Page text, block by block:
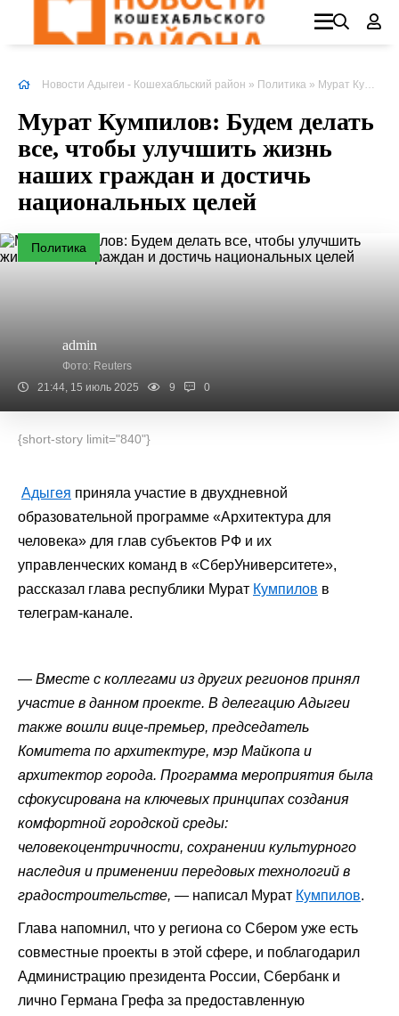
Новости Адыгеи - Кошехабльский район » Политика » Мурат Кумпилов
Мурат Кумпилов: Будем делать
все, чтобы улучшить жизнь
наших граждан и достичь
национальных целей
Политика
admin
Фото: Reuters
21:44, 15 июль 2025
9 0
{short-story limit="840"}
Адыгея приняла участие в двухдневной
образовательной программе «Архитектура для
человека» для глав субъектов РФ и их
управленческих команд в «СберУниверситете»,
рассказал глава республики Мурат Кумпилов в
телеграм-канале.
— Вместе с коллегами из других регионов принял
участие в данном проекте. В делегацию Адыгеи
также вошли вице-премьер, председатель
Комитета по архитектуре, мэр Майкопа и
архитектор города. Программа мероприятия была
сфокусирована на ключевых принципах создания
комфортной городской среды:
человекоцентричности, сохранении культурного
наследия и применении передовых технологий в
градостроительстве, — написал Мурат Кумпилов.
Глава напомнил, что у региона со Сбером уже есть
совместные проекты в этой сфере, и поблагодарил
Администрацию президента России, Сбербанк и
лично Германа Грефа за предоставленную